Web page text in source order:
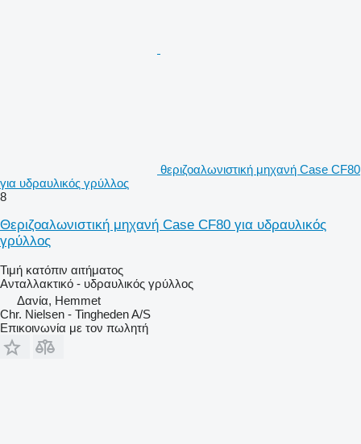
θεριζοαλωνιστική μηχανή Case CF80
για υδραυλικός γρύλλος
8
Θεριζοαλωνιστική μηχανή Case CF80 για υδραυλικός
γρύλλος
Τιμή κατόπιν αιτήματος
Ανταλλακτικό - υδραυλικός γρύλλος
Δανία, Hemmet
Chr. Nielsen - Tingheden A/S
Επικοινωνία με τον πωλητή